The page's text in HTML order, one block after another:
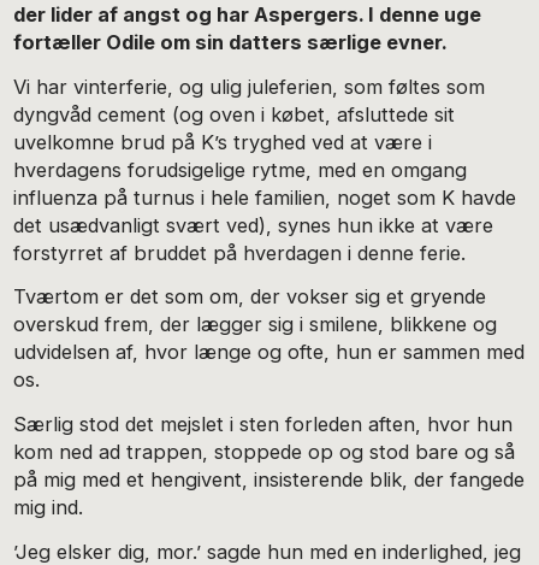
der lider af angst og har Aspergers. I denne uge
fortæller Odile om sin datters særlige evner.
Vi har vinterferie, og ulig juleferien, som føltes som
dyngvåd cement (og oven i købet, afsluttede sit
uvelkomne brud på K’s tryghed ved at være i
hverdagens forudsigelige rytme, med en omgang
influenza på turnus i hele familien, noget som K havde
det usædvanligt svært ved), synes hun ikke at være
forstyrret af bruddet på hverdagen i denne ferie.
Tværtom er det som om, der vokser sig et gryende
overskud frem, der lægger sig i smilene, blikkene og
udvidelsen af, hvor længe og ofte, hun er sammen med
os.
Særlig stod det mejslet i sten forleden aften, hvor hun
kom ned ad trappen, stoppede op og stod bare og så
på mig med et hengivent, insisterende blik, der fangede
mig ind.
’Jeg elsker dig, mor.’ sagde hun med en inderlighed, jeg